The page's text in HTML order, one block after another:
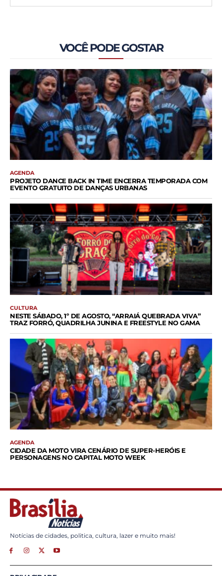
VOCÊ PODE GOSTAR
AGENDA
PROJETO DANCE BACK IN TIME ENCERRA TEMPORADA COM
EVENTO GRATUITO DE DANÇAS URBANAS
CULTURA
NESTE SÁBADO, 1º DE AGOSTO, “ARRAIÁ QUEBRADA VIVA”
TRAZ FORRÓ, QUADRILHA JUNINA E FREESTYLE NO GAMA
AGENDA
CIDADE DA MOTO VIRA CENÁRIO DE SUPER-HERÓIS E
PERSONAGENS NO CAPITAL MOTO WEEK
Notícias de cidades, politica, cultura, lazer e muito mais!